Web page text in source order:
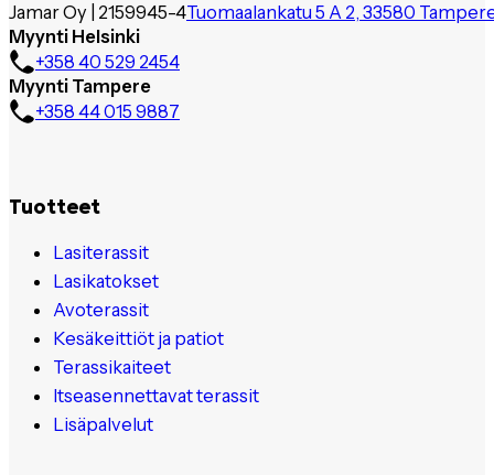
Jamar Oy | 2159945-4Tuomaalankatu 5 A 2, 33580
Myynti Helsinki
+358 40 529 2454
Myynti Tampere
+358 44 015 9887
Tuotteet
Lasiterassit
Lasikatokset
Avoterassit
Kesäkeittiöt ja patiot
Terassikaiteet
Itseasennettavat terassit
Lisäpalvelut